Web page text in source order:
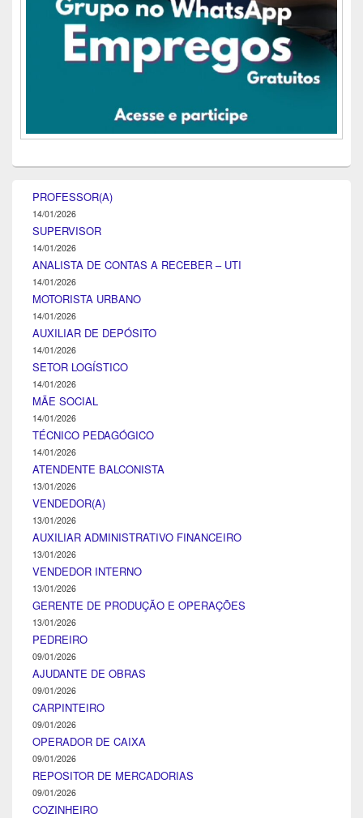
PROFESSOR(A)
14/01/2026
SUPERVISOR
14/01/2026
ANALISTA DE CONTAS A RECEBER – UTI
14/01/2026
MOTORISTA URBANO
14/01/2026
AUXILIAR DE DEPÓSITO
14/01/2026
SETOR LOGÍSTICO
14/01/2026
MÃE SOCIAL
14/01/2026
TÉCNICO PEDAGÓGICO
14/01/2026
ATENDENTE BALCONISTA
13/01/2026
VENDEDOR(A)
13/01/2026
AUXILIAR ADMINISTRATIVO FINANCEIRO
13/01/2026
VENDEDOR INTERNO
13/01/2026
GERENTE DE PRODUÇÃO E OPERAÇÕES
13/01/2026
PEDREIRO
09/01/2026
AJUDANTE DE OBRAS
09/01/2026
CARPINTEIRO
09/01/2026
OPERADOR DE CAIXA
09/01/2026
REPOSITOR DE MERCADORIAS
09/01/2026
COZINHEIRO